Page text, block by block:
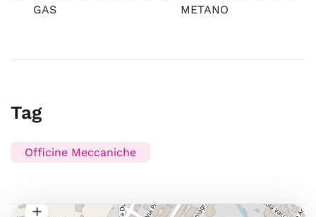
GAS
METANO
Tag
Officine Meccaniche